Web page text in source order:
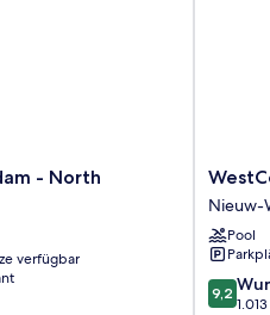
- North
verfügbar
Fashion
Hotel
Nieuw-
West
Nieuw-
Pool
9.2
von
9,2